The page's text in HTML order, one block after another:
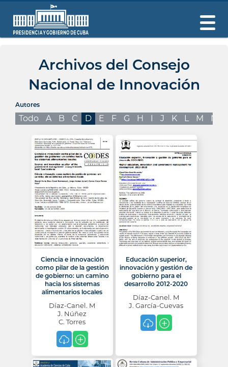
Archivos del Consejo
Nacional de Innovación
Autores
Todo A B C D E F G H I J K L M N
Ciencia e innovación
como pilar de la gestión
de gobierno: un camino
hacia los sistemas
alimentarios locales
Díaz-Canel. M
J. Núñez
C. Torres
Educación superior,
innovación y gestión de
gobierno para el
desarrollo 2012-2020
Díaz-Canel. M
J. García-Cuevas